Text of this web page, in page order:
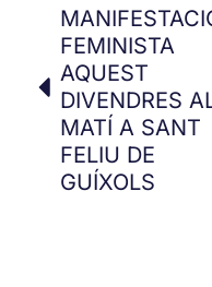
FEMINISTA
AQUEST
DIVENDRES
MATÍ A SANT
FELIU DE
GUÍXOLS